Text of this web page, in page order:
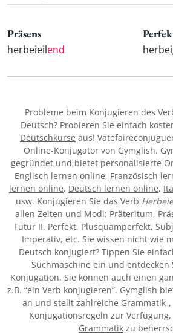
Präsens
herbeieilend
Probleme beim Konjugieren des
Deutsch? Probieren Sie einfach
Deutschkurse aus!
Online-Konjugator von Gymglish.
gegründet und bietet personalisierte
Englisch lernen online, Französisch
lernen online, Deutsch lernen online,
usw. Konjugieren Sie das Verb
allen Zeiten und Modi: Präteritum,
Futur II, Perfekt, Plusquamperfekt,
Imperativ, etc. Sie wissen nicht wie
Deutsch konjugiert? Tippen Sie
Suchmaschine ein und entdecken
Konjugation. Sie können auch einen
z.B. “ein Verb konjugieren”. Gymglish
an und stellt zahlreiche Grammatik-
Konjugationsregeln zur
Grammatik zu